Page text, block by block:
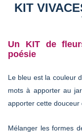
KIT
Un KIT de
poésie
Le bleu est la couleur
mots à apporter au
apporter cette douceur
Mélanger les formes